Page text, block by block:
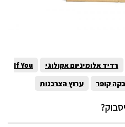
רדיד אלומיניום אקולוגי
If You
קופר ערוץ הצרכנות